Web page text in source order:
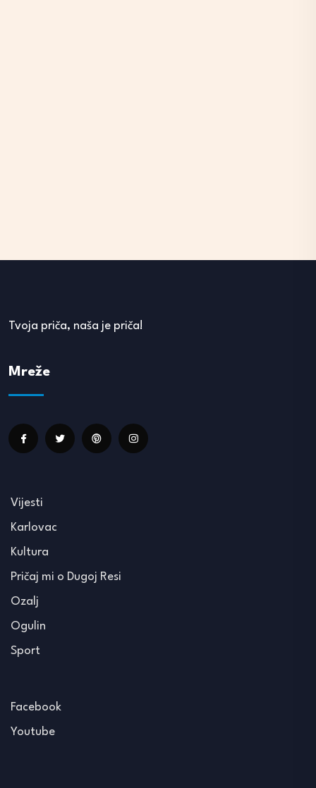
Tvoja priča, naša je priča!
Mreže
Vijesti
Karlovac
Kultura
Pričaj mi o Dugoj Resi
Ozalj
Ogulin
Sport
Facebook
Youtube